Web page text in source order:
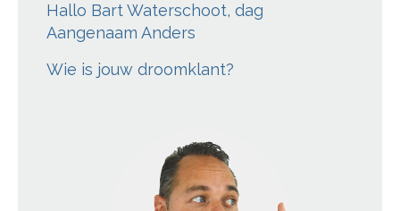
Hallo Bart Waterschoot, dag
Aangenaam Anders
Wie is jouw droomklant?